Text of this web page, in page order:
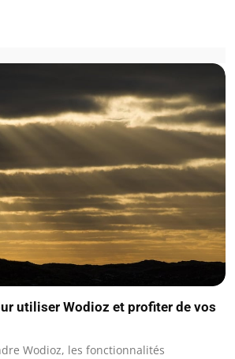
utiliser Wodioz et profiter de vos
Wodioz, les fonctionnalités